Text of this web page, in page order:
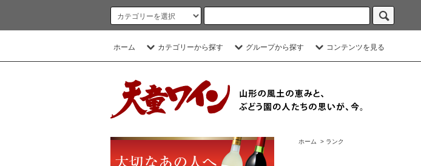
ホーム カテゴリーから探す グループから探す コンテンツを見る
ホーム > ランク